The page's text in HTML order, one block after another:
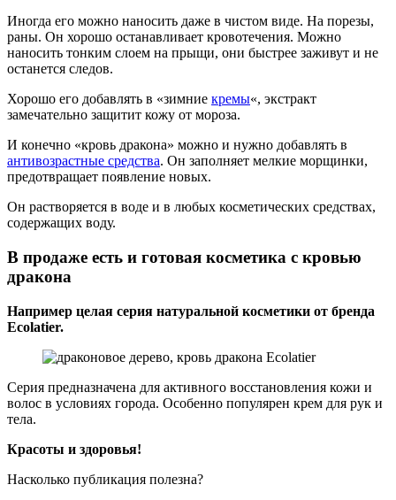
Иногда его можно наносить даже в чистом виде. На порезы,
раны. Он хорошо останавливает кровотечения. Можно
наносить тонким слоем на прыщи, они быстрее заживут и не
останется следов.
Хорошо его добавлять в «зимние кремы«, экстракт
замечательно защитит кожу от мороза.
И конечно «кровь дракона» можно и нужно добавлять в
антивозрастные средства. Он заполняет мелкие морщинки,
предотвращает появление новых.
Он растворяется в воде и в любых косметических средствах,
содержащих воду.
В продаже есть и готовая косметика с кровью
дракона
Например целая серия натуральной косметики от бренда
Ecolatier.
Серия предназначена для активного восстановления кожи и
волос в условиях города. Особенно популярен крем для рук и
тела.
Красоты и здоровья!
Насколько публикация полезна?